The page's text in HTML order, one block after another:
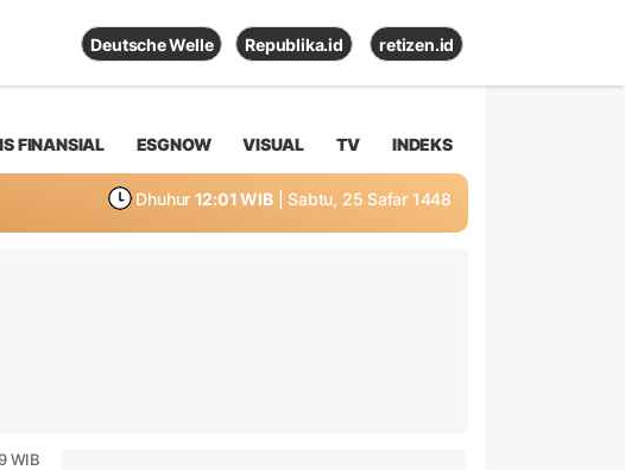
Deutsche Welle Republika.id retizen.id
FINANSIAL ESGNOW VISUAL TV INDEKS
Dhuhur 12:01 WIB | Sabtu, 25 Safar 1448
WIB